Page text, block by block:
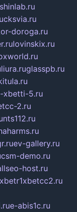
doroga.ru
lovinskix.ru
liura.ruglasspb.ru
xbetti-5.ru
2.ru
ev-gallery.ru
csm-demo.ru
host.ru
e-abis1c.ru